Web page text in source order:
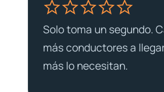
Solo toma un segundo.
más conductores a
más lo necesitan.